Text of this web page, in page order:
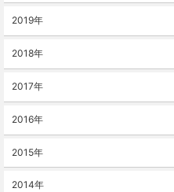
2019年
2018年
2017年
2016年
2015年
2014年